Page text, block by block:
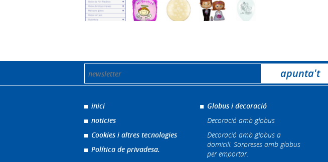
inici
noticies
Cookies i altres tecnologies
Política de privadesa.
Globus i decoració
Decoració amb globus
Decoració amb globus a
domicili. Sorpreses amb globus
per emportar.